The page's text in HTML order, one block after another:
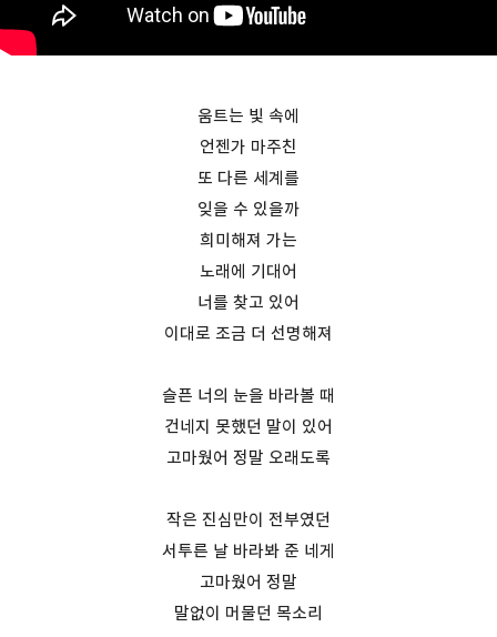
움트는 빛 속에
언젠가 마주친
또 다른 세계를
잊을 수 있을까
희미해져 가는
노래에 기대어
너를 찾고 있어
이대로 조금 더 선명해져
슬픈 너의 눈을 바라볼 때
건네지 못했던 말이 있어
고마웠어 정말 오래도록
작은 진심만이 전부였던
서투른 날 바라봐 준 네게
고마웠어 정말
말없이 머물던 목소리